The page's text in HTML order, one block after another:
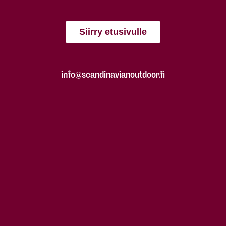
Siirry etusivulle
info@scandinavianoutdoor.fi